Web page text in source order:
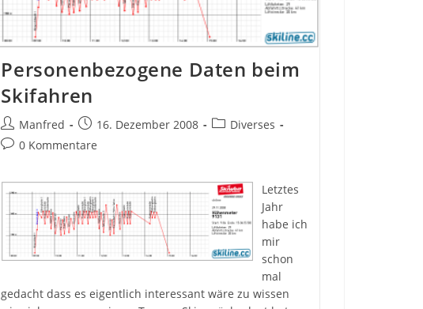
Personenbezogene Daten beim
Skifahren
Beitrags-
Autor:
Manfred
Beitrag
veröffentlicht:
16. Dezember 2008
Beitrags-
Diverses
Beitrags-
0 Kommentare
Letztes
Jahr
habe ich
mir
schon
mal
gedacht dass es eigentlich interessant wäre zu wissen